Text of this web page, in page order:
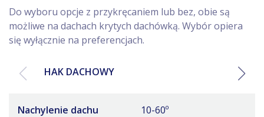
Do wyboru opcje z przykręcaniem lub bez, obie są
możliwe na dachach krytych dachówką. Wybór opiera
się wyłącznie na preferencjach.
HAK DACHOWY
Nachylenie dachu 10-60º